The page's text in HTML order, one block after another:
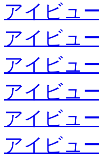
アイビュ
アイビュ
アイビュ
アイビュ
アイビュ
アイビュ